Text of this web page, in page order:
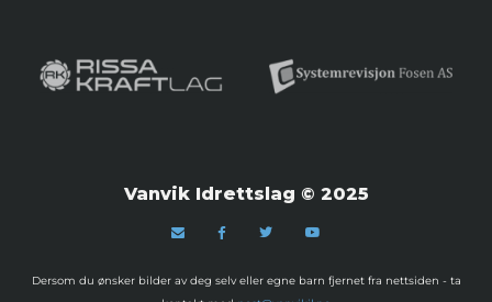
Vanvik Idrettslag © 2025
Dersom du ønsker bilder av deg selv eller egne barn fjernet fra nettsiden - ta